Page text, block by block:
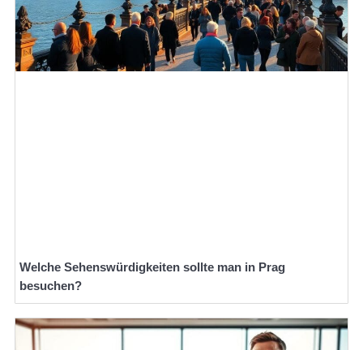
Welche Sehenswürdigkeiten sollte man in Prag
besuchen?